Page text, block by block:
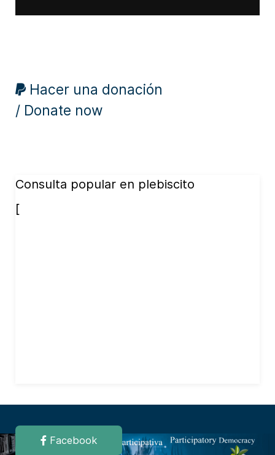
Hacer una donación
/ Donate now
Consulta popular en plebiscito
[
Facebook